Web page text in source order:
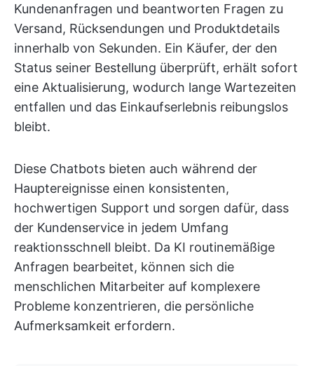
Kundenanfragen und beantworten Fragen zu
Versand, Rücksendungen und Produktdetails
innerhalb von Sekunden. Ein Käufer, der den
Status seiner Bestellung überprüft, erhält sofort
eine Aktualisierung, wodurch lange Wartezeiten
entfallen und das Einkaufserlebnis reibungslos
bleibt.
Diese Chatbots bieten auch während der
Hauptereignisse einen konsistenten,
hochwertigen Support und sorgen dafür, dass
der Kundenservice in jedem Umfang
reaktionsschnell bleibt. Da KI routinemäßige
Anfragen bearbeitet, können sich die
menschlichen Mitarbeiter auf komplexere
Probleme konzentrieren, die persönliche
Aufmerksamkeit erfordern.